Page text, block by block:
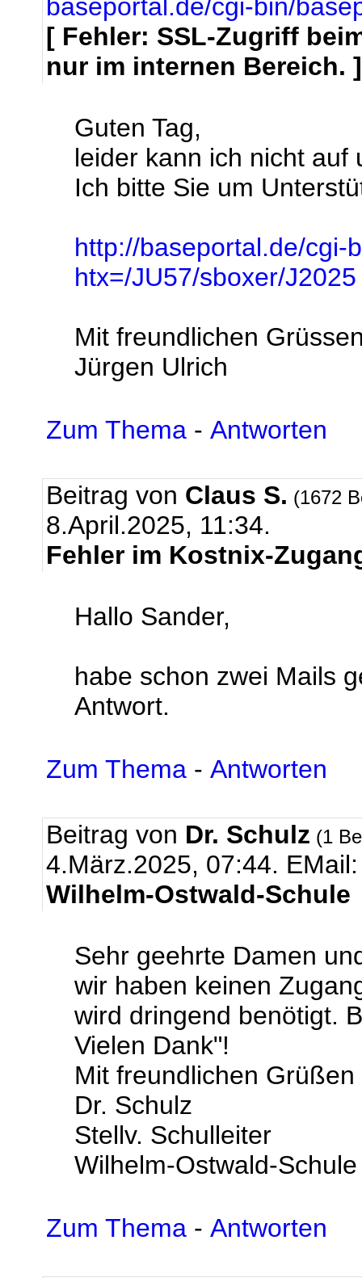
baseportal.de/cgi-bin/
[ Fehler: SSL-Zugriff
nur im internen Bereich. ]
Guten Tag,
leider kann ich nicht auf
Ich bitte Sie um
http://baseportal.de/cgi-
htx=/JU57/sboxer/J2025
Mit freundlichen
Jürgen Ulrich
Zum Thema - Antworten
Beitrag von Claus S. (1672
8.April.2025, 11:34.
Fehler im Kostnix-
Hallo Sander,
habe schon zwei Mails
Antwort.
Zum Thema - Antworten
Beitrag von Dr. Schulz (1
4.März.2025, 07:44.
Wilhelm-Ostwald-Schule
Sehr geehrte Damen
wir haben keinen
wird dringend benötigt.
Vielen Dank"!
Mit freundlichen Grüßen
Dr. Schulz
Stellv. Schulleiter
Wilhelm-Ostwald-Schule
Zum Thema - Antworten